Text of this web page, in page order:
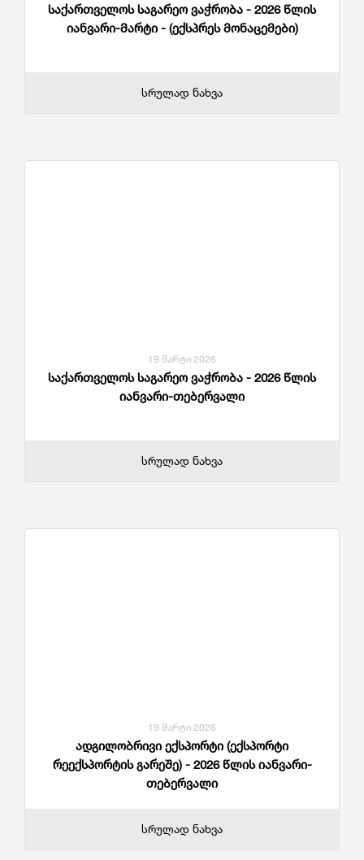
საქართველოს საგარეო ვაჭრობა - 2026 წლის
იანვარი-მარტი - (ექსპრეს მონაცემები)
სრულად ნახვა
19 მარტი 2026
საქართველოს საგარეო ვაჭრობა - 2026 წლის
იანვარი-თებერვალი
სრულად ნახვა
19 მარტი 2026
ადგილობრივი ექსპორტი (ექსპორტი
რეექსპორტის გარეშე) - 2026 წლის იანვარი-
თებერვალი
სრულად ნახვა